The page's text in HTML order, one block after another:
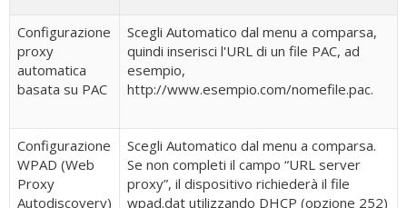
Configurazione
proxy
automatica
basata su PAC
Scegli Automatico dal menu a comparsa,
quindi inserisci l'URL di un file PAC, ad
esempio,
http://www.esempio.com/nomefile.pac.
Configurazione
WPAD (Web
Proxy
Autodiscovery)
Scegli Automatico dal menu a comparsa.
Se non completi il campo “URL server
proxy”, il dispositivo richiederà il file
wpad.dat utilizzando DHCP (opzione 252)